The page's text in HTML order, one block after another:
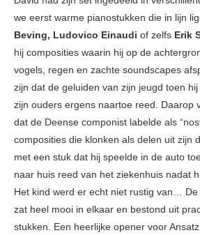
we eerst warme pianostukken die in lijn
Beving, Ludovico Einaudi of zelfs Erik
hij composities waarin hij op de
vogels, regen en zachte soundscapes
zijn dat de geluiden van zijn jeugd toen
zijn ouders ergens naartoe reed. Daarop
dat de Deense componist labelde als
composities die klonken als delen uit zijn
met een stuk dat hij speelde in de auto
naar huis reed van het ziekenhuis nadat
Het kind werd er echt niet rustig van… De
zat heel mooi in elkaar en bestond uit
stukken. Een heerlijke opener voor